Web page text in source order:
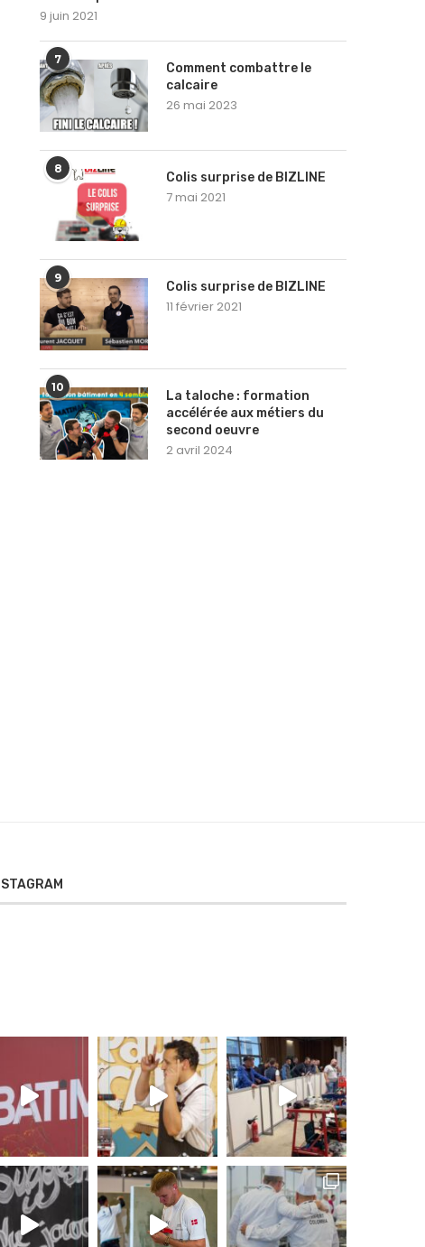
9 juin 2021
7
Comment combattre le
calcaire
26 mai 2023
8
Colis surprise de BIZLINE
7 mai 2021
9
Colis surprise de BIZLINE
11 février 2021
10
La taloche : formation
accélérée aux métiers du
second oeuvre
2 avril 2024